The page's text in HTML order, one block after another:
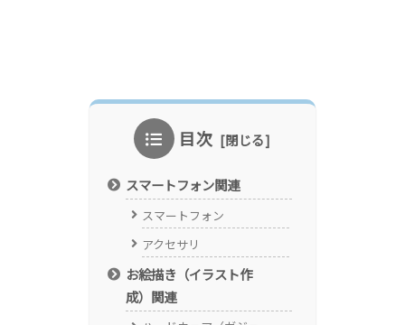
目次
スマートフォン関連
スマートフォン
アクセサリ
お絵描き（イラスト作
成）関連